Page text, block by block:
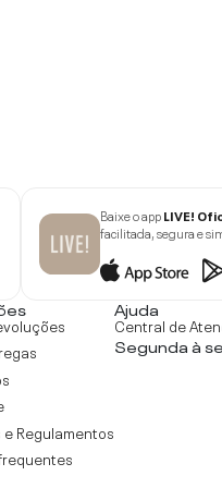
Baixe o appLIVE!
facilitada, segura e
Regulamentos
Ajuda
Central de
Segunda à